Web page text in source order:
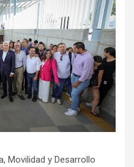
Movilidad y Desarrollo